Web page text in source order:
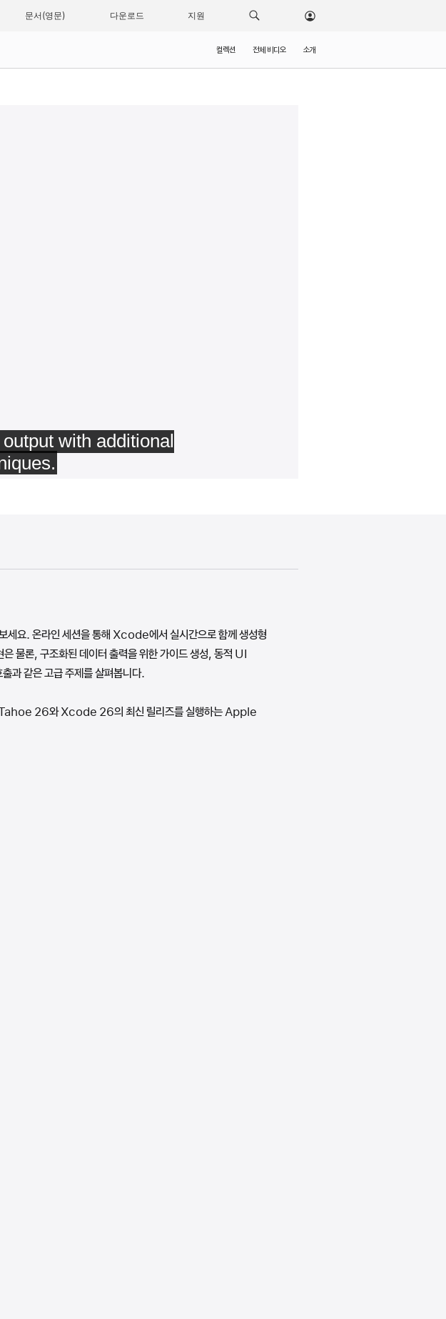
문서 다운로드 지원
컬렉션 전체 비디오 소개
요. 온라인 세션을 통해 Xcode에서 실시간으로 함께 생성형
물론, 구조화된 데이터 출력을 위한 가이드 생성, 동적 UI
과 같은 고급 주제를 살펴봅니다.
Tahoe 26와 Xcode 26의 최신 릴리즈를 실행하는 Apple